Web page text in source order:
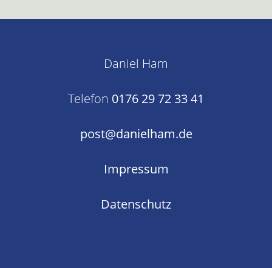
Daniel Ham
Telefon 0176 29 72 33 41
post@danielham.de
Impressum
Datenschutz